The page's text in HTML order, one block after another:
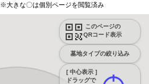
※大きな〇は個別ページを閲覧済み
このページの
QRコード表示
墓地タイプの絞り込み
[ 中心表示 ]
ドラッグで